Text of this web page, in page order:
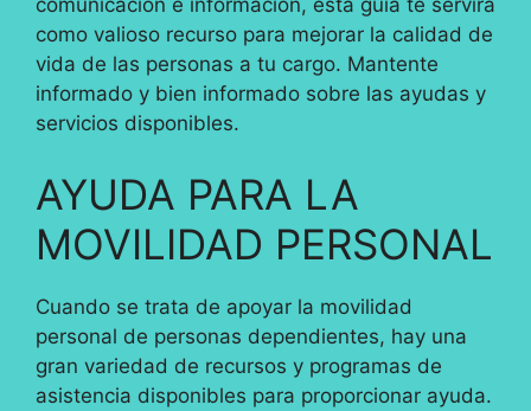
comunicación e información, esta guía te servirá
como valioso recurso para mejorar la calidad de
vida de las personas a tu cargo. Mantente
informado y bien informado sobre las ayudas y
servicios disponibles.
AYUDA PARA LA
MOVILIDAD PERSONAL
Cuando se trata de apoyar la movilidad
personal de personas dependientes, hay una
gran variedad de recursos y programas de
asistencia disponibles para proporcionar ayuda.